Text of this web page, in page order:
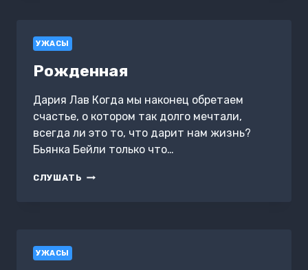
УЖАСЫ
Рожденная
Дария Лав Когда мы наконец обретаем
счастье, о котором так долго мечтали,
всегда ли это то, что дарит нам жизнь?
Бьянка Бейли только что…
СЛУШАТЬ РОЖДЕННАЯ
УЖАСЫ